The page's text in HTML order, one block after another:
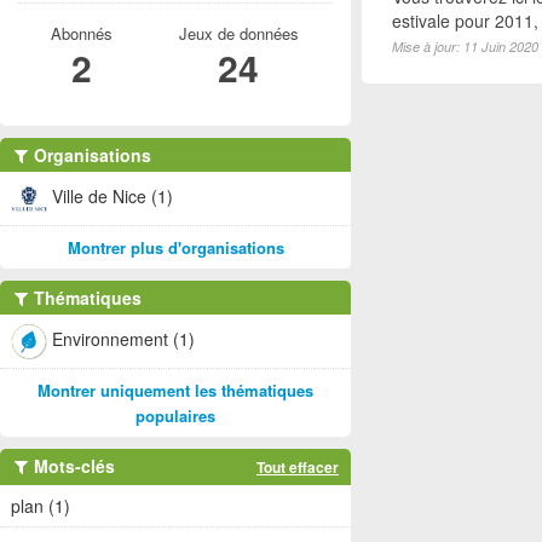
estivale pour
Mise à jour: 11 Juin 2020
Abonnés
2
Jeux de données
24
Organisations
Ville de Nice (1)
Montrer plus d'organisations
Thématiques
Environnement (1)
Montrer uniquement les thématiques
populaires
Mots-clés Tout effacer
plan (1)